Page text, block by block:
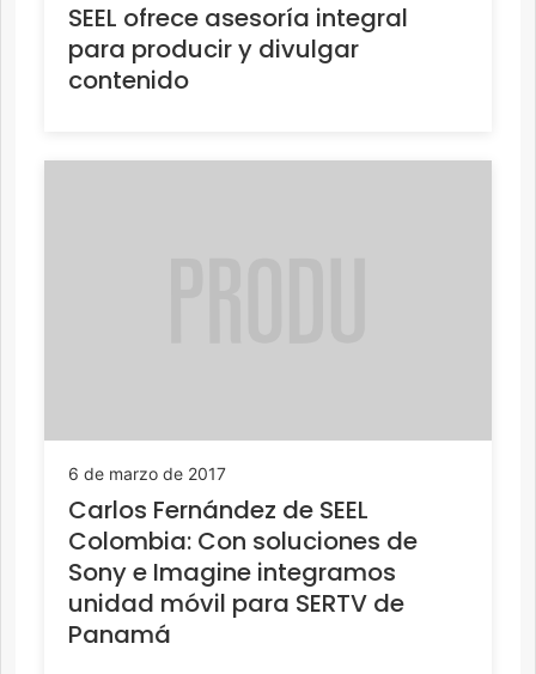
SEEL ofrece asesoría integral
para producir y divulgar
contenido
6 de marzo de 2017
Carlos Fernández de SEEL
Colombia: Con soluciones de
Sony e Imagine integramos
unidad móvil para SERTV de
Panamá